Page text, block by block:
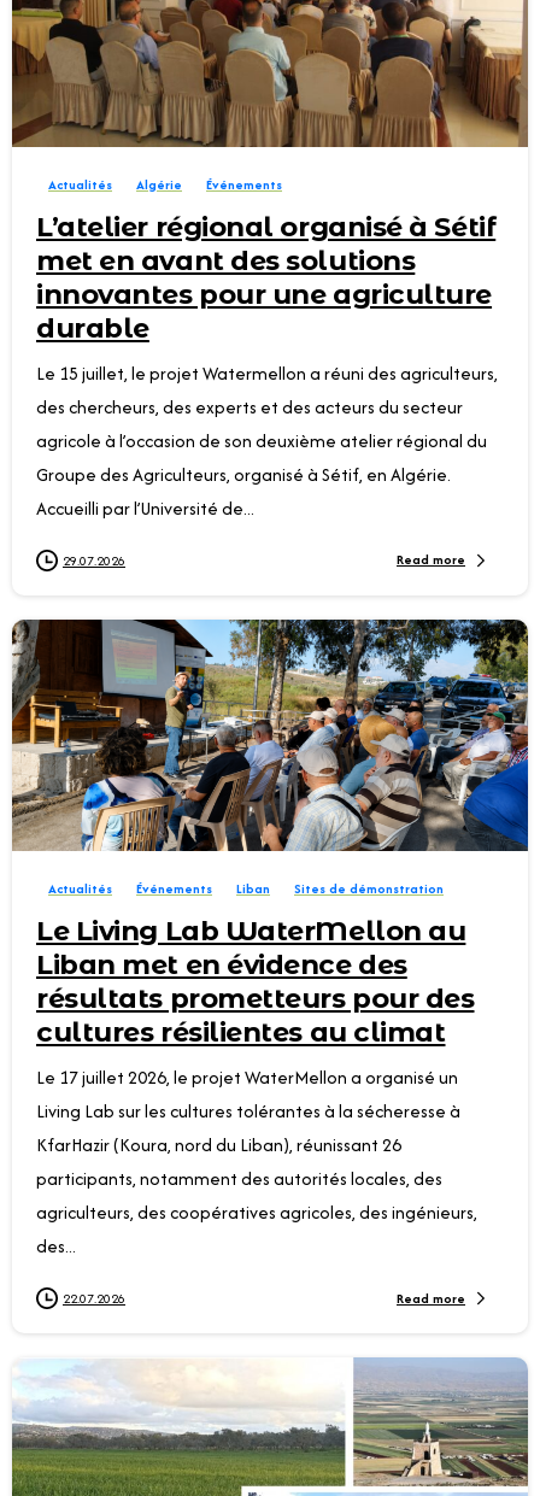
Actualités Algérie Événements
L’atelier régional organisé à Sétif
met en avant des solutions
innovantes pour une agriculture
durable
Le 15 juillet, le projet Watermellon a réuni des agriculteurs,
des chercheurs, des experts et des acteurs du secteur
agricole à l’occasion de son deuxième atelier régional du
Groupe des Agriculteurs, organisé à Sétif, en Algérie.
Accueilli par l’Université de...
29.07.2026 Read more
0
Actualités Événements Liban Sites de démonstration
Le Living Lab WaterMellon au
Liban met en évidence des
résultats prometteurs pour des
cultures résilientes au climat
Le 17 juillet 2026, le projet WaterMellon a organisé un
Living Lab sur les cultures tolérantes à la sécheresse à
KfarHazir (Koura, nord du Liban), réunissant 26
participants, notamment des autorités locales, des
agriculteurs, des coopératives agricoles, des ingénieurs,
des...
22.07.2026 Read more